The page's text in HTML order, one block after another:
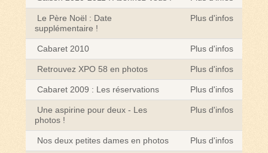
Le Père Noël : Date
supplémentaire !
Plus d'infos
Cabaret 2010 Plus d'infos
Retrouvez XPO 58 en photos Plus d'infos
Cabaret 2009 : Les réservations Plus d'infos
Une aspirine pour deux - Les
photos !
Plus d'infos
Nos deux petites dames en photos Plus d'infos